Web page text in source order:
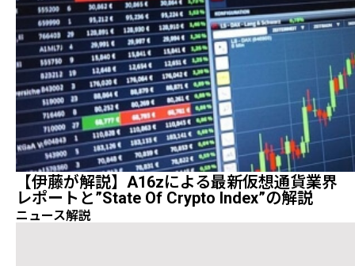
【伊藤が解説】a16zによる最新仮想通貨業界
レポートと”State Of Crypto Index”の解説
ニュース解説